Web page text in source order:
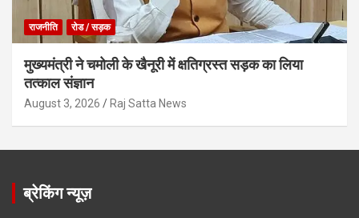
राजनीति रोड / सड़क
मुख्यमंत्री ने चमोली के खैनूरी में क्षतिग्रस्त सड़क का लिया
तत्काल संज्ञान
August 3, 2026 Raj Satta News
ब्रेकिंग न्यूज़